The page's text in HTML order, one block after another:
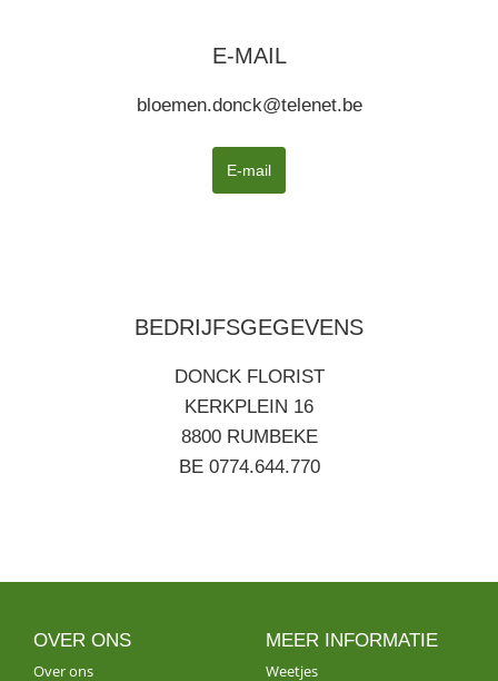
E-MAIL
bloemen.donck@telenet.be
E-mail
BEDRIJFSGEGEVENS
DONCK FLORIST
KERKPLEIN 16
8800 RUMBEKE
BE 0774.644.770
OVER ONS
Over ons
MEER INFORMATIE
Weetjes